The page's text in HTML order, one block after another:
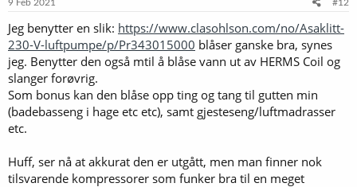
9 Feb 2021 #12
Jeg benytter en slik: https://www.clasohlson.com/no/Asaklitt-
230-V-luftpumpe/p/Pr343015000 blåser ganske bra, synes
jeg. Benytter den også mtil å blåse vann ut av HERMS Coil og
slanger forøvrig.
Som bonus kan den blåse opp ting og tang til gutten min
(badebasseng i hage etc etc), samt gjesteseng/luftmadrasser
etc.
Huff, ser nå at akkurat den er utgått, men man finner nok
tilsvarende kompressorer som funker bra til en meget